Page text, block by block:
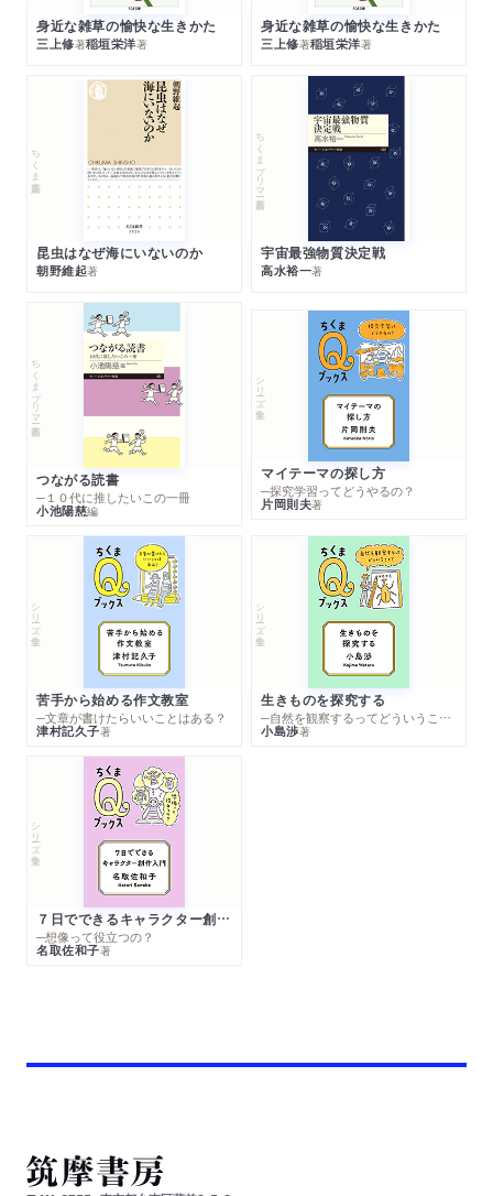
身近な雑草の愉快な生きかた
三上修著稲垣栄洋著
身近な雑草の愉快な生きかた
三上修著稲垣栄洋著
ちくま新書
昆虫はなぜ海にいないのか
朝野維起著
ちくまプリマー新書
宇宙最強物質決定戦
高水裕一著
ちくまプリマー新書
つながる読書
─１０代に推したいこの一冊
小池陽慈編
シリーズ・全集
マイテーマの探し方
─探究学習ってどうやるの？
片岡則夫著
シリーズ・全集
苦手から始める作文教室
─文章が書けたらいいことはある？
津村記久子著
シリーズ・全集
生きものを探究する
─自然を観察するってどういうこと？
小島渉著
シリーズ・全集
７日でできるキャラクター創作入門
─想像って役立つの？
名取佐和子著